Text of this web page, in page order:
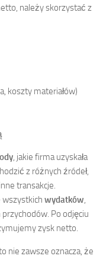
należy skorzystać z
koszty materiałów)
, jakie firma uzyskała
z różnych źródeł,
transakcje.
wydatków,
Po odjęciu
zysk netto.
nie zawsze oznacza, że